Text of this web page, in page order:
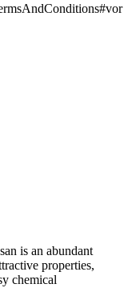
is an abundant
properties,
chemical